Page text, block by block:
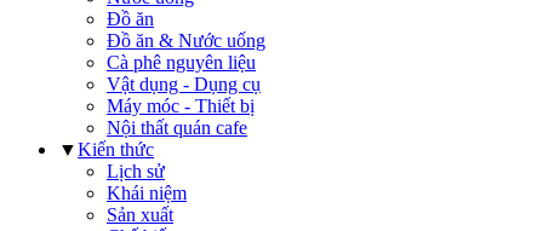
Đồ ăn
Đồ ăn & Nước uống
Cà phê nguyên liệu
Vật dụng - Dụng cụ
Máy móc - Thiết bị
Nội thất quán cafe
▼Kiến thức
Lịch sử
Khái niệm
Sản xuất